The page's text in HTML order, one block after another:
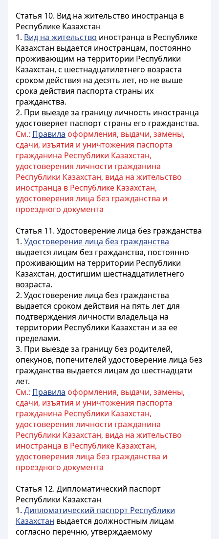
Статья 10. Вид на жительство иностранца в
Республике Казахстан
1. Вид на жительство иностранца в Республике
Казахстан выдается иностранцам, постоянно
проживающим на территории Республики
Казахстан, с шестнадцатилетнего возраста
сроком действия на десять лет, но не выше
срока действия паспорта страны их
гражданства.
2. При выезде за границу личность иностранца
удостоверяет паспорт страны его гражданства.
См.: Правила оформления, выдачи, замены,
сдачи, изъятия и уничтожения паспорта
гражданина Республики Казахстан,
удостоверения личности гражданина
Республики Казахстан, вида на жительство
иностранца в Республике Казахстан,
удостоверения лица без гражданства и
проездного документа
Статья 11. Удостоверение лица без гражданства
1. Удостоверение лица без гражданства
выдается лицам без гражданства, постоянно
проживающим на территории Республики
Казахстан, достигшим шестнадцатилетнего
возраста.
2. Удостоверение лица без гражданства
выдается сроком действия на пять лет для
подтверждения личности владельца на
территории Республики Казахстан и за ее
пределами.
3. При выезде за границу без родителей,
опекунов, попечителей удостоверение лица без
гражданства выдается лицам до шестнадцати
лет.
См.: Правила оформления, выдачи, замены,
сдачи, изъятия и уничтожения паспорта
гражданина Республики Казахстан,
удостоверения личности гражданина
Республики Казахстан, вида на жительство
иностранца в Республике Казахстан,
удостоверения лица без гражданства и
проездного документа
Статья 12. Дипломатический паспорт
Республики Казахстан
1. Дипломатический паспорт Республики
Казахстан выдается должностным лицам
согласно перечню, утверждаемому